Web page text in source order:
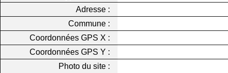
Adresse :
Commune :
Coordonnées GPS X :
Coordonnées GPS Y :
Photo du site :